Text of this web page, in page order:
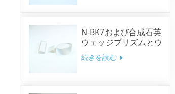
N-BK7および合成石英
ウェッジプリズムとウ
ェッジウィンドウ
続きを読む